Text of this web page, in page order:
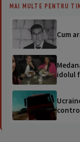
MAI MULTE PENTRU
Cum
idolul